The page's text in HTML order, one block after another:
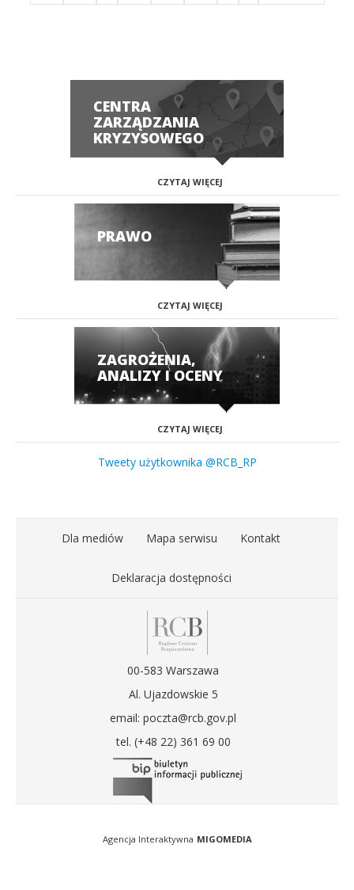
CENTRA
ZARZĄDZANIA
KRYZYSOWEGO
CZYTAJ WIĘCEJ
PRAWO
CZYTAJ WIĘCEJ
ZAGROŻENIA,
ANALIZY I OCENY
CZYTAJ WIĘCEJ
Tweety użytkownika @RCB_RP
Dla mediów Mapa serwisu Kontakt
Deklaracja dostępności
00-583 Warszawa
Al. Ujazdowskie 5
email: poczta@rcb.gov.pl
tel. (+48 22) 361 69 00
Agencja Interaktywna MIGOMEDIA